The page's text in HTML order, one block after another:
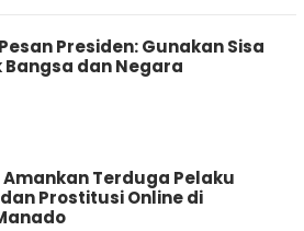
Presiden: Gunakan Sisa
dan Negara
Terduga Pelaku
Prostitusi Online di